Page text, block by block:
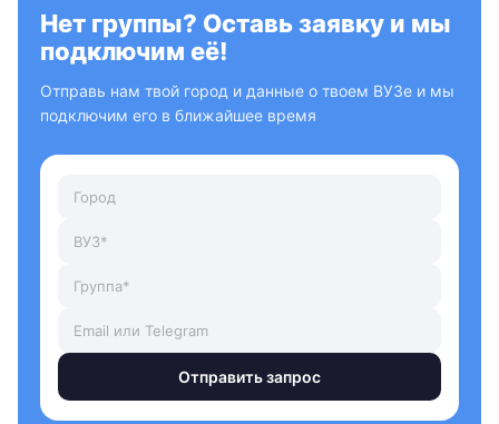
Нет группы? Оставь заявку и мы
подключим её!
Отправь нам твой город и данные о твоем ВУЗе и мы
подключим его в ближайшее время
Отправить запрос